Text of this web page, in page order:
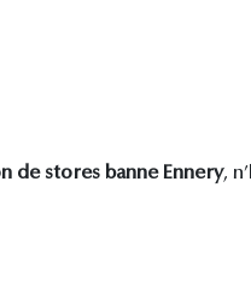
de stores banne Ennery,